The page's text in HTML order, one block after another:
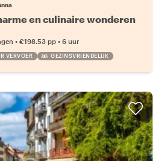
en culinaire wonderen
• €198.53 pp • 6 uur
VERVOER GEZINSVRIENDELIJK